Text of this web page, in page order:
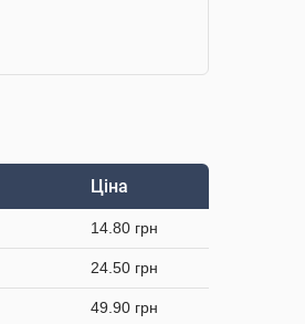
Ціна
14.80 грн
24.50 грн
49.90 грн